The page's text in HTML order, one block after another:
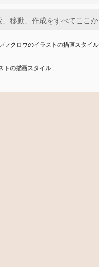
/フクロウのイラストの描画スタイル
トの描画スタイル